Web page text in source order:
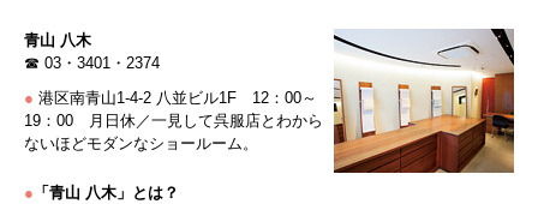
青山 八木
☎ 03・3401・2374
● 港区南青山1-4-2 八並ビル1F 12：00～
19：00 月日休／一見して呉服店とわから
ないほどモダンなショールーム。
● 「青山 八木」とは？